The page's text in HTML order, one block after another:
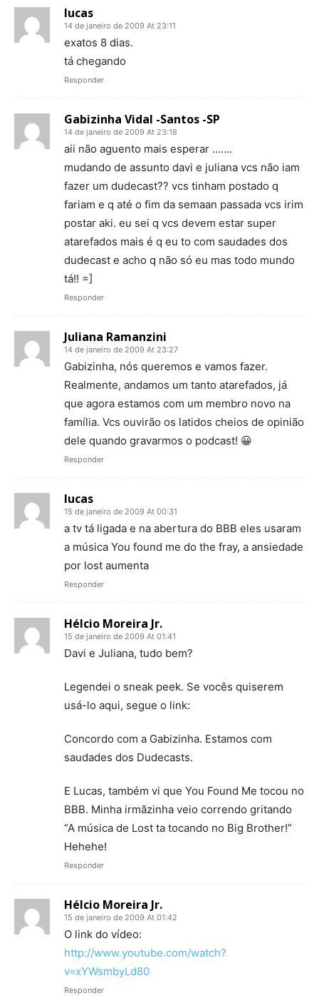
lucas
14 de janeiro de 2009 At 23:11
exatos 8 dias.
tá chegando
Responder
Gabizinha Vidal -Santos -SP
14 de janeiro de 2009 At 23:18
aii não aguento mais esperar …….
mudando de assunto davi e juliana vcs não iam
fazer um dudecast?? vcs tinham postado q
fariam e q até o fim da semaan passada vcs irim
postar aki. eu sei q vcs devem estar super
atarefados mais é q eu to com saudades dos
dudecast e acho q não só eu mas todo mundo
tá!! =]
Responder
Juliana Ramanzini
14 de janeiro de 2009 At 23:27
Gabizinha, nós queremos e vamos fazer.
Realmente, andamos um tanto atarefados, já
que agora estamos com um membro novo na
família. Vcs ouvirão os latidos cheios de opinião
dele quando gravarmos o podcast! 😀
Responder
lucas
15 de janeiro de 2009 At 00:31
a tv tá ligada e na abertura do BBB eles usaram
a música You found me do the fray, a ansiedade
por lost aumenta
Responder
Hélcio Moreira Jr.
15 de janeiro de 2009 At 01:41
Davi e Juliana, tudo bem?
Legendei o sneak peek. Se vocês quiserem
usá-lo aqui, segue o link:
Concordo com a Gabizinha. Estamos com
saudades dos Dudecasts.
E Lucas, também vi que You Found Me tocou no
BBB. Minha irmãzinha veio correndo gritando
“A música de Lost ta tocando no Big Brother!”
Hehehe!
Responder
Hélcio Moreira Jr.
15 de janeiro de 2009 At 01:42
O link do vídeo:
http://www.youtube.com/watch?
v=xYWsmbyLd80
Responder